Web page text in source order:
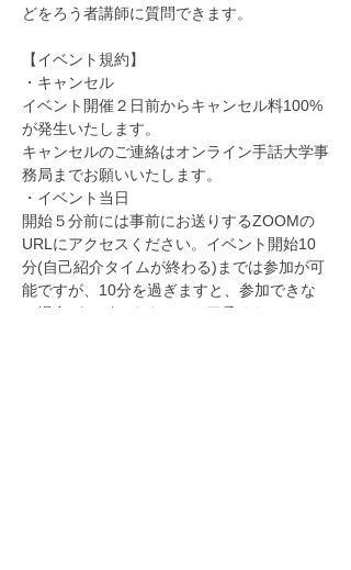
どをろう者講師に質問できます。
【イベント規約】
・キャンセル
イベント開催２日前からキャンセル料100%
が発生いたします。
キャンセルのご連絡はオンライン手話大学事
務局までお願いいたします。
・イベント当日
開始５分前には事前にお送りするZOOMの
URLにアクセスください。イベント開始10
分(自己紹介タイムが終わる)までは参加が可
能ですが、10分を過ぎますと、参加できな
い場合がございますのでご了承ください。